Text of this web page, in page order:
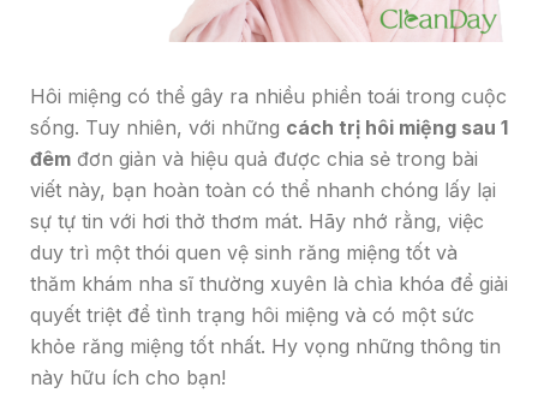
Hôi miệng có thể gây ra nhiều phiền toái trong cuộc
sống. Tuy nhiên, với những cách trị hôi miệng sau 1
đêm đơn giản và hiệu quả được chia sẻ trong bài
viết này, bạn hoàn toàn có thể nhanh chóng lấy lại
sự tự tin với hơi thở thơm mát. Hãy nhớ rằng, việc
duy trì một thói quen vệ sinh răng miệng tốt và
thăm khám nha sĩ thường xuyên là chìa khóa để giải
quyết triệt để tình trạng hôi miệng và có một sức
khỏe răng miệng tốt nhất. Hy vọng những thông tin
này hữu ích cho bạn!